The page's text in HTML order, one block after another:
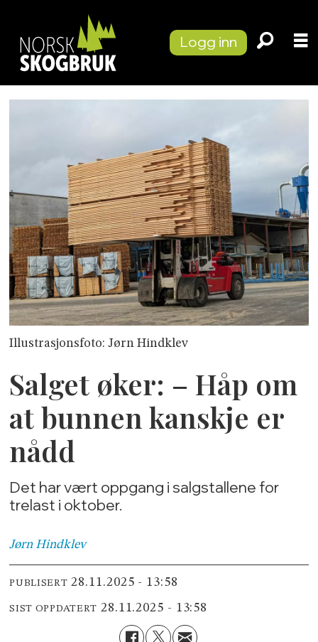
Logg inn
Illustrasjonsfoto: Jørn Hindklev
Salget øker: – Håp om
at bunnen kanskje er
nådd
Det har vært oppgang i salgstallene for
trelast i oktober.
Jørn Hindklev
PUBLISERT 28.11.2025 - 13:58
SIST OPPDATERT 28.11.2025 - 13:58